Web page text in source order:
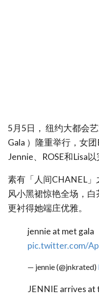
5月5日， 纽约大都会
Gala ）隆重举行，女
Jennie、ROSE和Lisa
素有「人间CHANEL
风小黑裙惊艳全场，白
更衬得她端庄优雅。
jennie at met gala
pic.twitter.com/
— jennie (@jnkrated)
JENNIE arrives at